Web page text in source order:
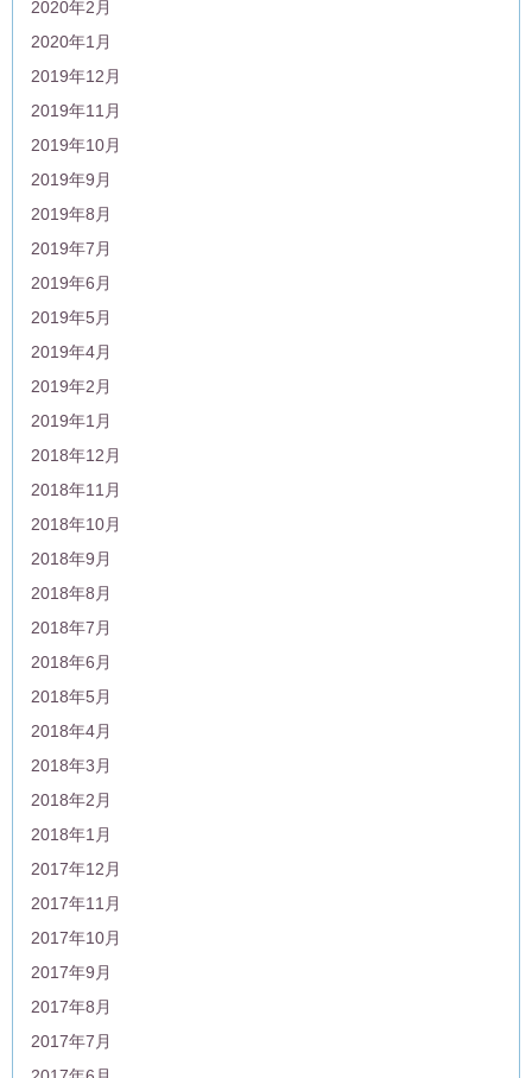
2020年2月
2020年1月
2019年12月
2019年11月
2019年10月
2019年9月
2019年8月
2019年7月
2019年6月
2019年5月
2019年4月
2019年2月
2019年1月
2018年12月
2018年11月
2018年10月
2018年9月
2018年8月
2018年7月
2018年6月
2018年5月
2018年4月
2018年3月
2018年2月
2018年1月
2017年12月
2017年11月
2017年10月
2017年9月
2017年8月
2017年7月